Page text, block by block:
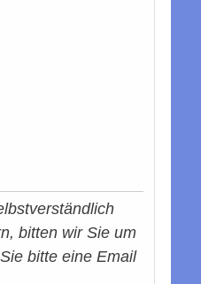
bitten wir Sie um
bitte eine Email